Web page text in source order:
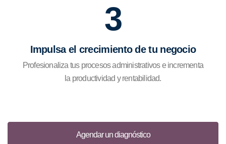
3
Impulsa el crecimiento de tu negocio
Profesionaliza tus procesos administrativos e incrementa
la productividad y rentabilidad.
Agendar un diagnóstico